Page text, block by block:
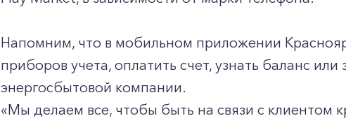
Напомним, что в мобильном приложении
приборов учета, оплатить счет, узнать баланс
энергосбытовой компании.
«Мы делаем все, чтобы быть на связи с клиентом